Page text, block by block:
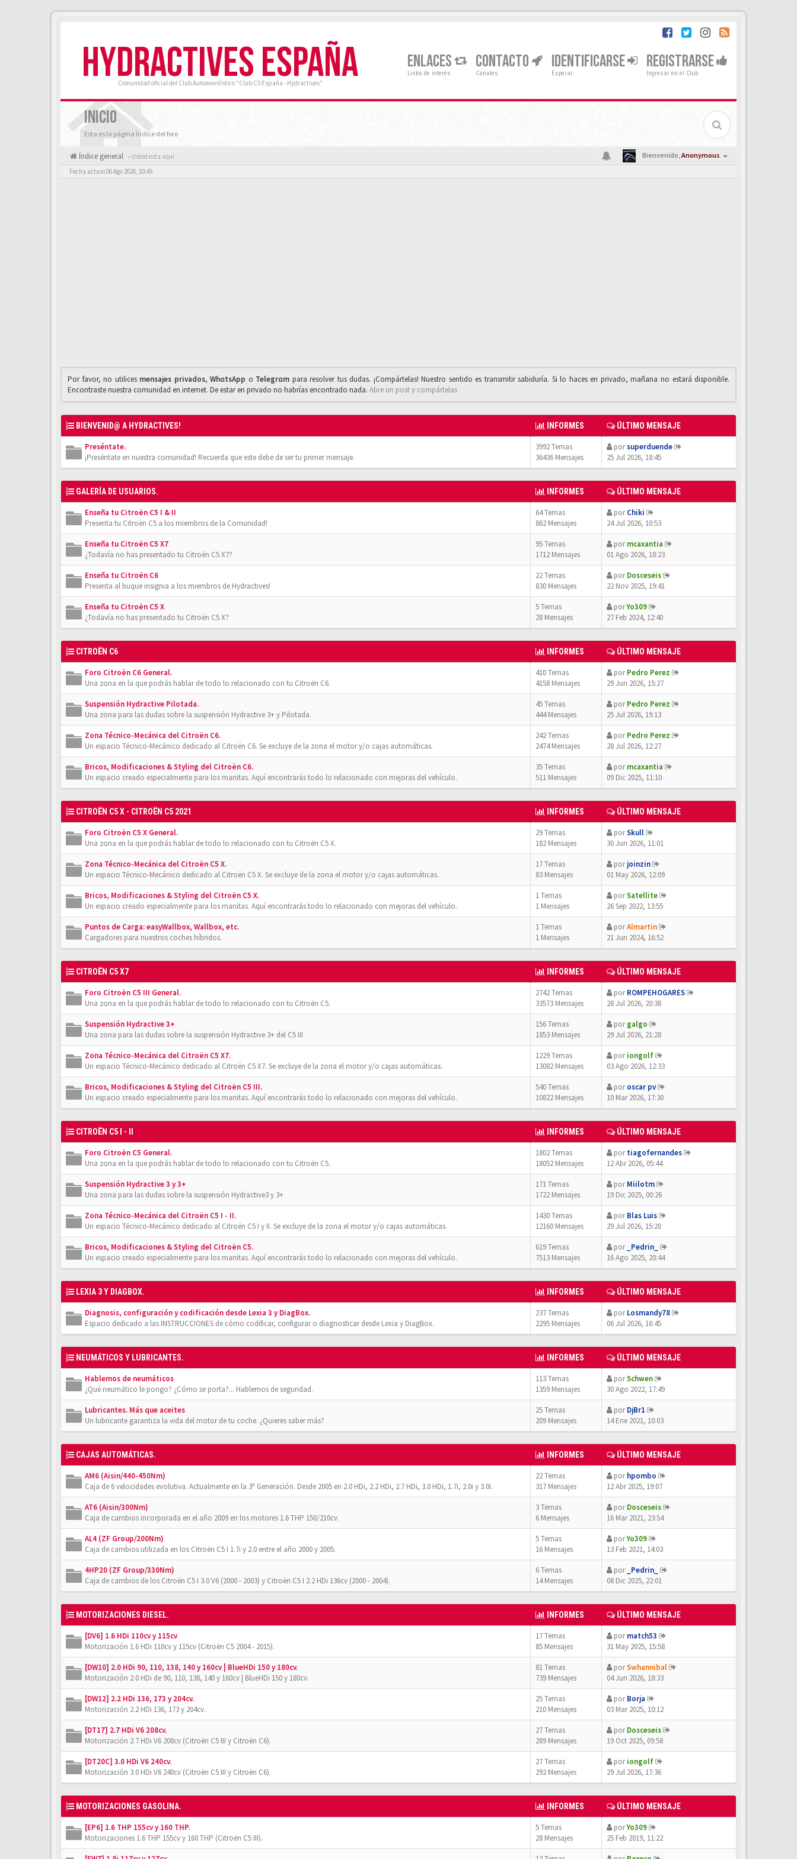
HYDRACTIVES ESPAÑA
Comunidad oficial del Club Automovilístico "Club C5 España - Hydractives"
ENLACES
Links de interés
CONTACTO
Canales
IDENTIFICARSE
Esperar
REGISTRARSE
Ingresar en el Club
INICIO
Esta es la página índice del foro
Índice general « Usted esta aquí Bienvenido,Anonymous
Fecha actual 06 Ago 2026, 10:49
Por favor, no utilices mensajes privados,WhαtsApp o Telegrαm para resolver tus dudas. ¡Compártelas! Nuestro sentido es transmitir sabiduría. Si lo haces en privado, mañana no estará disponible.
Encontraste nuestra comunidad en internet. De estar en privado no habrías encontrado nada. Abre un post y compártelas
BIENVENID@ A HYDRACTIVES! INFORMES ÚLTIMO MENSAJE
Preséntate.
¡Preséntate en nuestra comunidad! Recuerda que este debe de ser tu primer mensaje.
3992 Temas
36436 Mensajes
porsuperduende
25 Jul 2026, 18:45
GALERÍA DE USUARIOS. INFORMES ÚLTIMO MENSAJE
Enseña tu Citroën C5 I & II
Presenta tu Citroën C5 a los miembros de la Comunidad!
64 Temas
862 Mensajes
porChiki
24 Jul 2026, 10:53
Enseña tu Citroën C5 X7
¿Todavía no has presentado tu Citroën C5 X7?
95 Temas
1712 Mensajes
pormcaxantia
01 Ago 2026, 18:23
Enseña tu Citroën C6
Presenta al buque insignia a los miembros de Hydractives!
22 Temas
830 Mensajes
porDosceseis
22 Nov 2025, 19:41
Enseña tu Citroën C5 X
¿Todavía no has presentado tu Citroën C5 X?
5 Temas
28 Mensajes
porYo309
27 Feb 2024, 12:40
CITROËN C6 INFORMES ÚLTIMO MENSAJE
Foro Citroën C6 General.
Una zona en la que podrás hablar de todo lo relacionado con tu Citroën C6.
410 Temas
4158 Mensajes
porPedro Perez
29 Jun 2026, 15:27
Suspensión Hydractive Pilotada.
Una zona para las dudas sobre la suspensión Hydractive 3+ y Pilotada.
45 Temas
444 Mensajes
porPedro Perez
25 Jul 2026, 19:13
Zona Técnico-Mecánica del Citroën C6.
Un espacio Técnico-Mecánico dedicado al Citroën C6. Se excluye de la zona el motor y/o cajas automáticas.
242 Temas
2474 Mensajes
porPedro Perez
28 Jul 2026, 12:27
Bricos, Modificaciones & Styling del Citroën C6.
Un espacio creado especialmente para los manitas. Aquí encontrarás todo lo relacionado con mejoras del vehículo.
35 Temas
511 Mensajes
pormcaxantia
09 Dic 2025, 11:10
CITROËN C5 X - CITROËN C5 2021 INFORMES ÚLTIMO MENSAJE
Foro Citroën C5 X General.
Una zona en la que podrás hablar de todo lo relacionado con tu Citroën C5 X.
29 Temas
182 Mensajes
porSkull
30 Jun 2026, 11:01
Zona Técnico-Mecánica del Citroën C5 X.
Un espacio Técnico-Mecánico dedicado al Citroën C5 X. Se excluye de la zona el motor y/o cajas automáticas.
17 Temas
83 Mensajes
porjoinzin
01 May 2026, 12:09
Bricos, Modificaciones & Styling del Citroën C5 X.
Un espacio creado especialmente para los manitas. Aquí encontrarás todo lo relacionado con mejoras del vehículo.
1 Temas
1 Mensajes
porSatellite
26 Sep 2022, 13:55
Puntos de Carga: easyWallbox, Wallbox, etc.
Cargadores para nuestros coches híbridos.
1 Temas
1 Mensajes
porAlmartin
21 Jun 2024, 16:52
CITROËN C5 X7 INFORMES ÚLTIMO MENSAJE
Foro Citroën C5 III General.
Una zona en la que podrás hablar de todo lo relacionado con tu Citroën C5.
2742 Temas
33573 Mensajes
porROMPEHOGARES
28 Jul 2026, 20:38
Suspensión Hydractive 3+
Una zona para las dudas sobre la suspensión Hydractive 3+ del C5 III
156 Temas
1853 Mensajes
porgalgo
29 Jul 2026, 21:28
Zona Técnico-Mecánica del Citroën C5 X7.
Un espacio Técnico-Mecánico dedicado al Citroën C5 X7. Se excluye de la zona el motor y/o cajas automáticas.
1229 Temas
13082 Mensajes
poriongolf
03 Ago 2026, 12:33
Bricos, Modificaciones & Styling del Citroën C5 III.
Un espacio creado especialmente para los manitas. Aquí encontrarás todo lo relacionado con mejoras del vehículo.
540 Temas
10822 Mensajes
poroscar pv
10 Mar 2026, 17:30
CITROËN C5 I - II INFORMES ÚLTIMO MENSAJE
Foro Citroën C5 General.
Una zona en la que podrás hablar de todo lo relacionado con tu Citroën C5.
1802 Temas
18052 Mensajes
portiagofernandes
12 Abr 2026, 05:44
Suspensión Hydractive 3 y 3+
Una zona para las dudas sobre la suspensión Hydractive3 y 3+
171 Temas
1722 Mensajes
porMiilotm
19 Dic 2025, 00:26
Zona Técnico-Mecánica del Citroën C5 I - II.
Un espacio Técnico-Mecánico dedicado al Citroën C5 I y II. Se excluye de la zona el motor y/o cajas automáticas.
1430 Temas
12160 Mensajes
porBlas Luis
29 Jul 2026, 15:20
Bricos, Modificaciones & Styling del Citroën C5.
Un espacio creado especialmente para los manitas. Aquí encontrarás todo lo relacionado con mejoras del vehículo.
619 Temas
7513 Mensajes
por _Pedrin_
16 Ago 2025, 20:44
LEXIA 3 Y DIAGBOX. INFORMES ÚLTIMO MENSAJE
Diagnosis, configuración y codificación desde Lexia 3 y DiagBox.
Espacio dedicado a las INSTRUCCIONES de cómo codificar, configurar o diagnosticar desde Lexia y DiagBox.
237 Temas
2295 Mensajes
porLosmandy78
06 Jul 2026, 16:45
NEUMÁTICOS Y LUBRICANTES. INFORMES ÚLTIMO MENSAJE
Hablemos de neumáticos
¿Qué neumático le pongo? ¿Cómo se porta?... Hablemos de seguridad.
113 Temas
1359 Mensajes
porSchwen
30 Ago 2022, 17:49
Lubricantes. Más que aceites
Un lubricante garantiza la vida del motor de tu coche. ¿Quieres saber más?
25 Temas
209 Mensajes
porDjBr1
14 Ene 2021, 10:03
CAJAS AUTOMÁTICAS. INFORMES ÚLTIMO MENSAJE
AM6 (Aisin/440-450Nm)
Caja de 6 velocidades evolutiva. Actualmente en la 3ª Generación. Desde 2005 en 2.0 HDi, 2.2 HDi, 2.7 HDi, 3.0 HDi, 1.7i, 2.0i y 3.0i.
22 Temas
317 Mensajes
porhpombo
12 Abr 2025, 19:07
AT6 (Aisin/300Nm)
Caja de cambios incorporada en el año 2009 en los motores 1.6 THP 150/210cv.
3 Temas
6 Mensajes
porDosceseis
16 Mar 2021, 23:54
AL4 (ZF Group/200Nm)
Caja de cambios utilizada en los Citroën C5 I 1.7i y 2.0 entre el año 2000 y 2005.
5 Temas
16 Mensajes
porYo309
13 Feb 2021, 14:03
4HP20 (ZF Group/330Nm)
Caja de cambios de los Citroën C5 I 3.0 V6 (2000 - 2003) y Citroën C5 I 2.2 HDi 136cv (2000 - 2004).
6 Temas
14 Mensajes
por _Pedrin_
08 Dic 2025, 22:01
MOTORIZACIONES DIESEL. INFORMES ÚLTIMO MENSAJE
[DV6] 1.6 HDi 110cv y 115cv
Motorización 1.6 HDi 110cv y 115cv (Citroën C5 2004 - 2015).
17 Temas
85 Mensajes
pormatch53
31 May 2025, 15:58
[DW10] 2.0 HDi 90, 110, 138, 140 y 160cv | BlueHDi 150 y 180cv.
Motorización 2.0 HDi de 90, 110, 138, 140 y 160cv | BlueHDi 150 y 180cv.
81 Temas
739 Mensajes
porSwhannibal
04 Jun 2026, 18:33
[DW12] 2.2 HDi 136, 173 y 204cv.
Motorización 2.2 HDi 136, 173 y 204cv.
25 Temas
210 Mensajes
porBorja
03 Mar 2025, 10:12
[DT17] 2.7 HDi V6 208cv.
Motorización 2.7 HDi V6 208cv (Citroën C5 III y Citroën C6).
27 Temas
289 Mensajes
porDosceseis
19 Oct 2025, 09:58
[DT20C] 3.0 HDi V6 240cv.
Motorización 3.0 HDi V6 240cv (Citroën C5 III y Citroën C6).
27 Temas
292 Mensajes
poriongolf
29 Jul 2026, 17:36
MOTORIZACIONES GASOLINA. INFORMES ÚLTIMO MENSAJE
[EP6] 1.6 THP 155cv y 160 THP.
Motorizaciones 1.6 THP 155cv y 160 THP (Citroën C5 III).
5 Temas
28 Mensajes
porYo309
25 Feb 2019, 11:22